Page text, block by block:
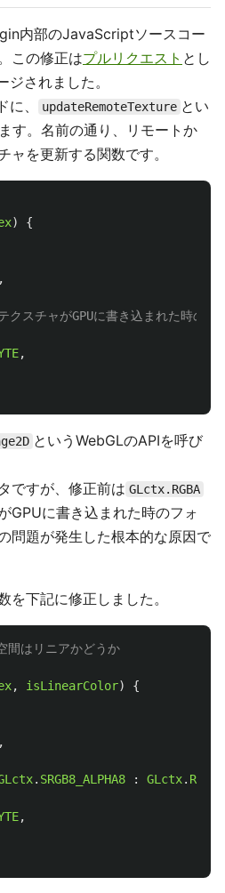
内部のJavaScriptソースコー
この修正はプルリクエスト とし
されました。
、
updateRemoteTexture とい
す。名前の通り、リモートか
ャを更新する関数です。
)
{
,
スチャがGPUに書き込まれた時のフ
,
というWebGLのAPIを呼び
ですが、修正前は GLctx.RGBA
GPUに書き込まれた時のフォ
問題が発生した根本的な原因で
を下記に修正しました。
はリニアかどうか
, isLinearColor)
{
,
. SRGB8_ALPHA8 : GLctx. RGBA
,